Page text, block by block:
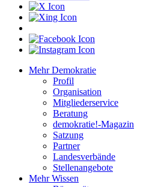
Mehr Demokratie
Profil
Organisation
Mitgliederservice
Beratung
demokratie!-Magazin
Satzung
Partner
Landesverbände
Stellenangebote
Mehr Wissen